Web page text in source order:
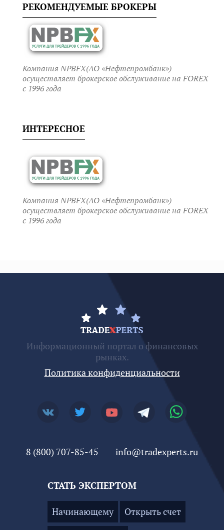
РЕКОМЕНДУЕМЫЕ БРОКЕРЫ
Компания NPBFX(АО «Нефтепромбанк»)
осуществляет брокерское обслуживание на FOREX
c 1996 года
ИНТЕРЕСНОЕ
Компания NPBFX(АО «Нефтепромбанк»)
осуществляет брокерское обслуживание на FOREX
c 1996 года
Информационный портал о финансовых
рынках.
Политика конфиденциальности
8 (800) 707-85-45 info@tradexperts.ru
СТАТЬ ЭКСПЕРТОМ
Начинающему Открыть счет